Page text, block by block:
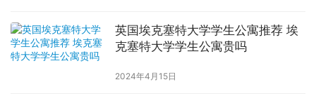
英国埃克塞特大学学生公寓推荐 埃
克塞特大学学生公寓贵吗
2024年4月15日